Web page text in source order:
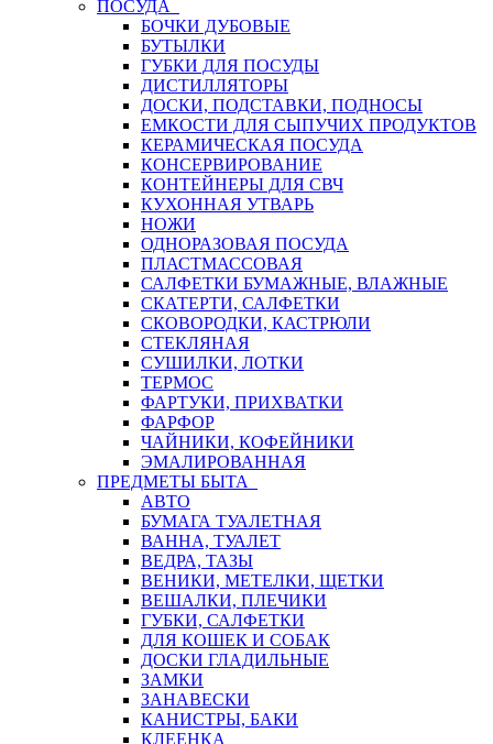
ПОСУДА
БОЧКИ ДУБОВЫЕ
БУТЫЛКИ
ГУБКИ ДЛЯ ПОСУДЫ
ДИСТИЛЛЯТОРЫ
ДОСКИ, ПОДСТАВКИ, ПОДНОСЫ
ЕМКОСТИ ДЛЯ СЫПУЧИХ ПРОДУКТОВ
КЕРАМИЧЕСКАЯ ПОСУДА
КОНСЕРВИРОВАНИЕ
КОНТЕЙНЕРЫ ДЛЯ СВЧ
КУХОННАЯ УТВАРЬ
НОЖИ
ОДНОРАЗОВАЯ ПОСУДА
ПЛАСТМАССОВАЯ
САЛФЕТКИ БУМАЖНЫЕ, ВЛАЖНЫЕ
СКАТЕРТИ, САЛФЕТКИ
СКОВОРОДКИ, КАСТРЮЛИ
СТЕКЛЯНАЯ
СУШИЛКИ, ЛОТКИ
ТЕРМОС
ФАРТУКИ, ПРИХВАТКИ
ФАРФОР
ЧАЙНИКИ, КОФЕЙНИКИ
ЭМАЛИРОВАННАЯ
ПРЕДМЕТЫ БЫТА
АВТО
БУМАГА ТУАЛЕТНАЯ
ВАННА, ТУАЛЕТ
ВЕДРА, ТАЗЫ
ВЕНИКИ, МЕТЕЛКИ, ЩЕТКИ
ВЕШАЛКИ, ПЛЕЧИКИ
ГУБКИ, САЛФЕТКИ
ДЛЯ КОШЕК И СОБАК
ДОСКИ ГЛАДИЛЬНЫЕ
ЗАМКИ
ЗАНАВЕСКИ
КАНИСТРЫ, БАКИ
КЛЕЕНКА